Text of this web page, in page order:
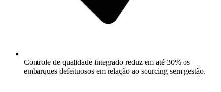
Controle de qualidade integrado reduz em até 30% os
embarques defeituosos em relação ao sourcing sem gestão.